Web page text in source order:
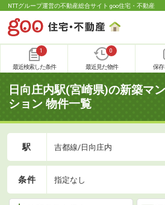
NTTグループ運営の不動産総合サイト goo住宅・不動産
1
最近検索した条件
0
最近見た物件 保存
日向庄内駅(宮崎県)の新築マ
ション 物件一覧
駅 吉都線/日向庄内
条件 指定なし